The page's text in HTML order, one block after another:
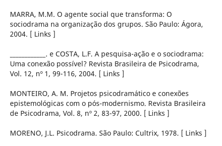
MARRA, M.M. O agente social que transforma: O
sociodrama na organização dos grupos. São Paulo: Ágora,
2004. [ Links ]
____________. e COSTA, L.F. A pesquisa-ação e o sociodrama:
Uma conexão possível? Revista Brasileira de Psicodrama,
Vol. 12, nº 1, 99-116, 2004. [ Links ]
MONTEIRO, A. M. Projetos psicodramático e conexões
epistemológicas com o pós-modernismo. Revista Brasileira
de Psicodrama, Vol. 8, nº 2, 83-97, 2000. [ Links ]
MORENO, J.L. Psicodrama. São Paulo: Cultrix, 1978. [ Links ]